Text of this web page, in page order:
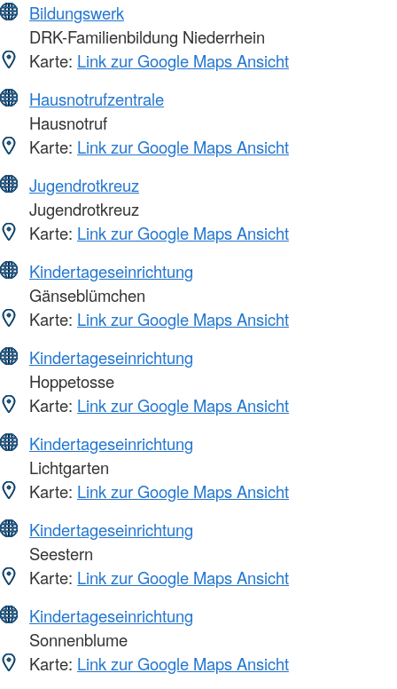
Bildungswerk
DRK-Familienbildung Niederrhein
Karte: Link zur Google Maps Ansicht
Hausnotrufzentrale
Hausnotruf
Karte: Link zur Google Maps Ansicht
Jugendrotkreuz
Jugendrotkreuz
Karte: Link zur Google Maps Ansicht
Kindertageseinrichtung
Gänseblümchen
Karte: Link zur Google Maps Ansicht
Kindertageseinrichtung
Hoppetosse
Karte: Link zur Google Maps Ansicht
Kindertageseinrichtung
Lichtgarten
Karte: Link zur Google Maps Ansicht
Kindertageseinrichtung
Seestern
Karte: Link zur Google Maps Ansicht
Kindertageseinrichtung
Sonnenblume
Karte: Link zur Google Maps Ansicht